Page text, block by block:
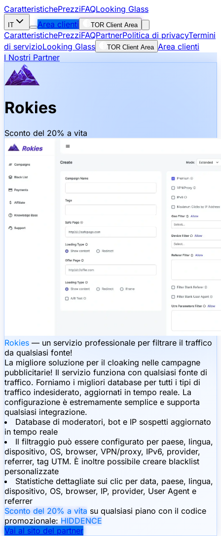
CaratteristichePrezziFAQLooking Glass
IT Area clienti TOR Client Area
CaratteristichePrezziFAQPartnerPolitica di privacyTermini
di servizioLooking Glass TOR Client Area Area clienti
I Nostri Partner
Rokies
Sconto del 20% a vita
Rokies — un servizio professionale per filtrare il traffico
da qualsiasi fonte!
La migliore soluzione per il cloaking nelle campagne
pubblicitarie! Il servizio funziona con qualsiasi fonte di
traffico. Forniamo i migliori database per tutti i tipi di
traffico indesiderato, aggiornati in tempo reale. La
configurazione è estremamente semplice e supporta
qualsiasi integrazione.
Database di moderatori, bot e IP sospetti aggiornato
in tempo reale
Il filtraggio può essere configurato per paese, lingua,
dispositivo, OS, browser, VPN/proxy, IPv6, provider,
referrer, tag UTM. È inoltre possibile creare blacklist
personalizzate
Statistiche dettagliate sui clic per data, paese, lingua,
dispositivo, OS, browser, IP, provider, User Agent e
referrer
Sconto del 20% a vita su qualsiasi piano con il codice
promozionale: HIDDENCE
Vai al sito del partner